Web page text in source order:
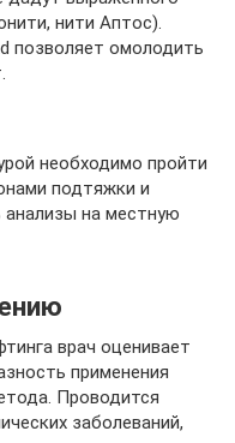
нити Аптос).
позволяет омолодить
необходимо пройти
подтяжки и
анализы на местную
врач оценивает
применения
Проводится
заболеваний,